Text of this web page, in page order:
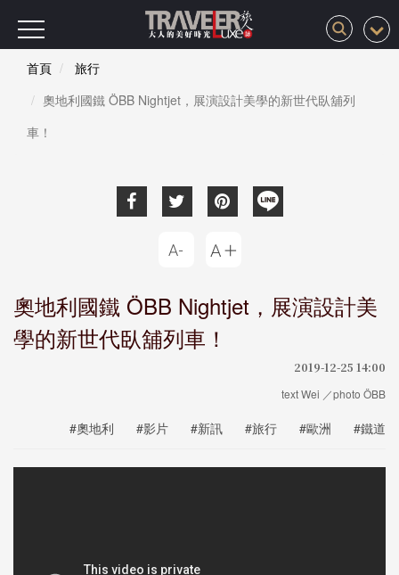
首頁
旅行
奧地利國鐵 ÖBB Nightjet，展演設計美學的新世代臥舖列
車！
奧地利國鐵 ÖBB Nightjet，展演設計美
學的新世代臥舖列車！
2019-12-25 14:00
text Wei ／photo ÖBB
#奧地利 #影片 #新訊 #旅行 #歐洲 #鐵道